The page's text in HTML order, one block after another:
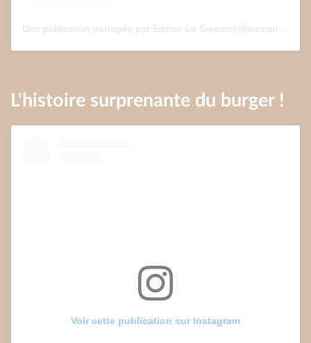
L'histoire surprenante du burger !
Voir cette publication sur Instagram